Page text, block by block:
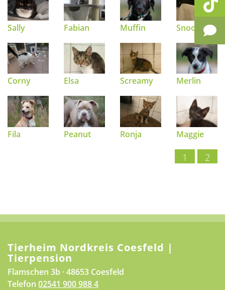
Sally Fabian Muffin Snooky
Corny Elsa Screamy Merlin
Fila Peanut Ronja Maggie
1 2
Tierheim Nordkreis Coesfeld |
Tierpension
Flamschen 3b · 48653 Coesfeld
Telefon 02541 900 988 4